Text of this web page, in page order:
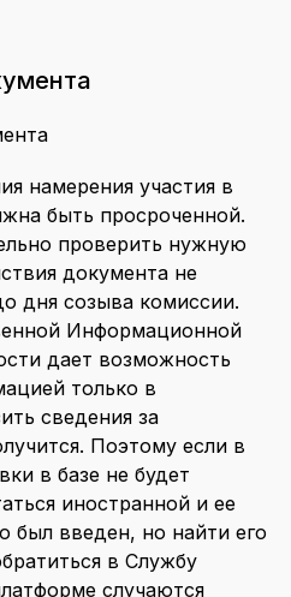
намерения участия в
быть просроченной.
проверить нужную
документа не
дня созыва комиссии.
Информационной
дает возможность
только в
сведения за
Поэтому если в
в базе не будет
иностранной и ее
был введен, но найти его
в Службу
случаются